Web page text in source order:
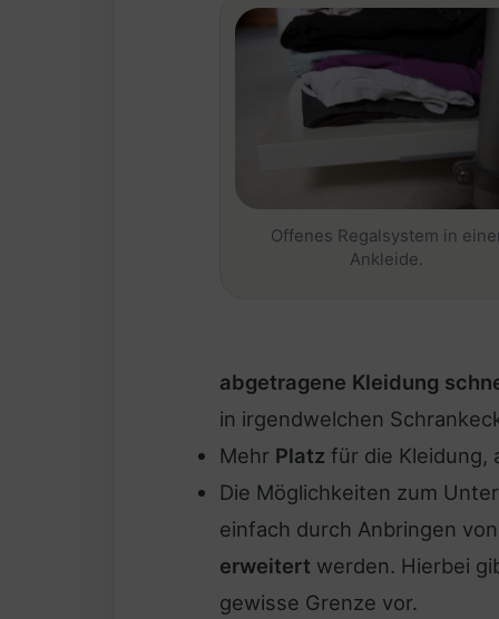
Offenes Regalsystem in
Ankleide.
abgetragene Kleidung
in irgendwelchen
Mehr Platz für die Kleidung,
Die Möglichkeiten zum
einfach durch Anbringen
erweitert werden. Hierbei
gewisse Grenze vor.